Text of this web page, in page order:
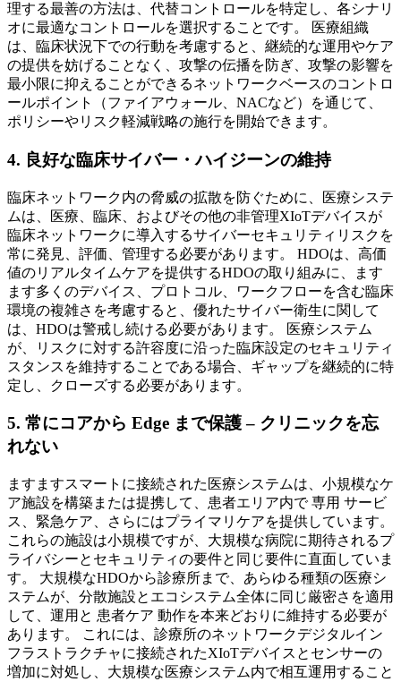
理する最善の方法は、代替コントロールを特定し、各シナリ
オに最適なコントロールを選択することです。 医療組織
は、臨床状況下での行動を考慮すると、継続的な運用やケア
の提供を妨げることなく、攻撃の伝播を防ぎ、攻撃の影響を
最小限に抑えることができるネットワークベースのコントロ
ールポイント（ファイアウォール、NACなど）を通じて、
ポリシーやリスク軽減戦略の施行を開始できます。
4. 良好な臨床サイバー・ハイジーンの維持
臨床ネットワーク内の脅威の拡散を防ぐために、医療システ
ムは、医療、臨床、およびその他の非管理XIoTデバイスが
臨床ネットワークに導入するサイバーセキュリティリスクを
常に発見、評価、管理する必要があります。 HDOは、高価
値のリアルタイムケアを提供するHDOの取り組みに、ます
ます多くのデバイス、プロトコル、ワークフローを含む臨床
環境の複雑さを考慮すると、優れたサイバー衛生に関して
は、HDOは警戒し続ける必要があります。 医療システム
が、リスクに対する許容度に沿った臨床設定のセキュリティ
スタンスを維持することである場合、ギャップを継続的に特
定し、クローズする必要があります。
5. 常にコアから Edge まで保護 – クリニックを忘
れない
ますますスマートに接続された医療システムは、小規模なケ
ア施設を構築または提携して、患者エリア内で 専用 サービ
ス、緊急ケア、さらにはプライマリケアを提供しています。
これらの施設は小規模ですが、大規模な病院に期待されるプ
ライバシーとセキュリティの要件と同じ要件に直面していま
す。 大規模なHDOから診療所まで、あらゆる種類の医療シ
ステムが、分散施設とエコシステム全体に同じ厳密さを適用
して、運用と 患者ケア 動作を本来どおりに維持する必要が
あります。 これには、診療所のネットワークデジタルイン
フラストラクチャに接続されたXIoTデバイスとセンサーの
増加に対処し、大規模な医療システム内で相互運用すること